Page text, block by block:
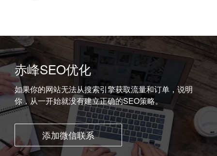
赤峰SEO优化
如果你的网站无法从搜索引擎获取流量和订单，说明
你，从一开始就没有建立正确的SEO策略。
添加微信联系